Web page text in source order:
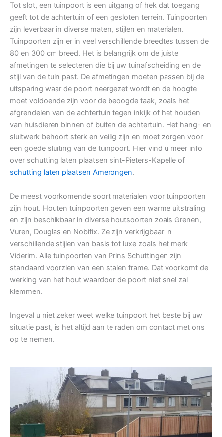
Tot slot, een tuinpoort is een uitgang of hek dat toegang
geeft tot de achtertuin of een gesloten terrein. Tuinpoorten
zijn leverbaar in diverse maten, stijlen en materialen.
Tuinpoorten zijn er in veel verschillende breedtes tussen de
80 en 300 cm breed. Het is belangrijk om de juiste
afmetingen te selecteren die bij uw tuinafscheiding en de
stijl van de tuin past. De afmetingen moeten passen bij de
uitsparing waar de poort neergezet wordt en de hoogte
moet voldoende zijn voor de beoogde taak, zoals het
afgrendelen van de achtertuin tegen inkijk of het houden
van huisdieren binnen of buiten de achtertuin. Het hang- en
sluitwerk behoort sterk en veilig zijn en moet zorgen voor
een goede sluiting van de tuinpoort. Hier vind u meer info
over schutting laten plaatsen sint-Pieters-Kapelle of
schutting laten plaatsen Amerongen.
De meest voorkomende soort materialen voor tuinpoorten
zijn hout. Houten tuinpoorten geven een warme uitstraling
en zijn beschikbaar in diverse houtsoorten zoals Grenen,
Vuren, Douglas en Nobifix. Ze zijn verkrijgbaar in
verschillende stijlen van basis tot luxe zoals het merk
Viderim. Alle tuinpoorten van Prins Schuttingen zijn
standaard voorzien van een stalen frame. Dat voorkomt de
werking van het hout waardoor de poort niet snel zal
klemmen.
Ingeval u niet zeker weet welke tuinpoort het beste bij uw
situatie past, is het altijd aan te raden om contact met ons
op te nemen.